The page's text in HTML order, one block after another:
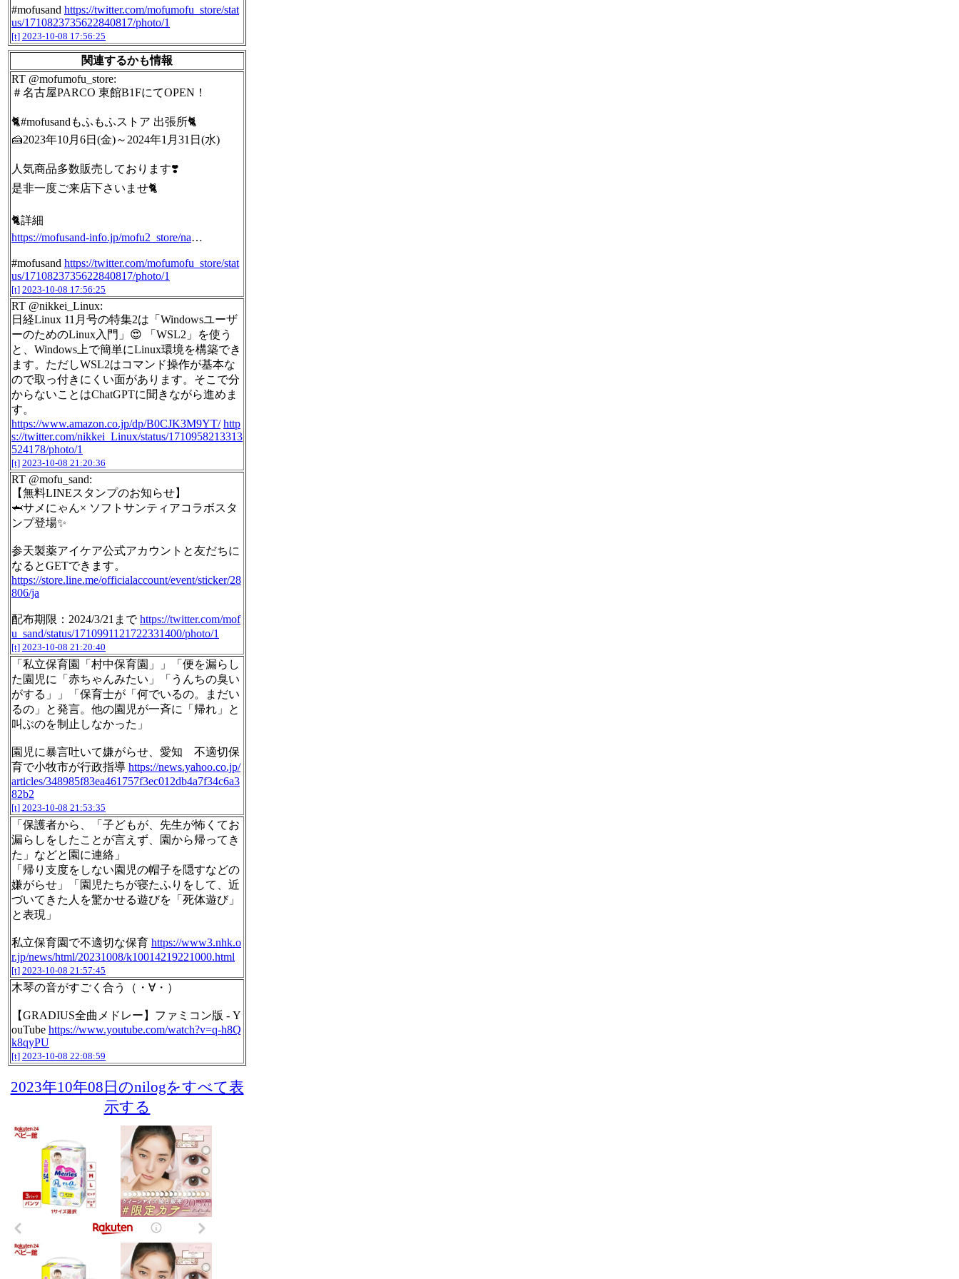
#mofusand https://twitter.com/mofumofu_store/stat
us/1710823735622840817/photo/1
[t] 2023-10-08 17:56:25
関連するかも情報
RT @mofumofu_store:
＃名古屋PARCO 東館B1FにてOPEN！
🐈#mofusandもふもふストア 出張所🐈
🍰2023年10月6日(金)～2024年1月31日(水)
人気商品多数販売しております❣️
是非一度ご来店下さいませ🐈
🐈詳細
https://mofusand-info.jp/mofu2_store/na…
#mofusand https://twitter.com/mofumofu_store/stat
us/1710823735622840817/photo/1
[t] 2023-10-08 17:56:25
RT @nikkei_Linux:
日経Linux 11月号の特集2は「Windowsユーザ
ーのためのLinux入門」😍 「WSL2」を使う
と、Windows上で簡単にLinux環境を構築でき
ます。ただしWSL2はコマンド操作が基本な
ので取っ付きにくい面があります。そこで分
からないことはChatGPTに聞きながら進めま
す。
https://www.amazon.co.jp/dp/B0CJK3M9YT/ http
s://twitter.com/nikkei_Linux/status/1710958213313
524178/photo/1
[t] 2023-10-08 21:20:36
RT @mofu_sand:
【無料LINEスタンプのお知らせ】
🦈サメにゃん× ソフトサンティアコラボスタ
ンプ登場✨
参天製薬アイケア公式アカウントと友だちに
なるとGETできます。
https://store.line.me/officialaccount/event/sticker/28
806/ja
配布期限：2024/3/21までhttps://twitter.com/mof
u_sand/status/1710991121722331400/photo/1
[t] 2023-10-08 21:20:40
「私立保育園「村中保育園」」「便を漏らし
た園児に「赤ちゃんみたい」「うんちの臭い
がする」」「保育士が「何でいるの。まだい
るの」と発言。他の園児が一斉に「帰れ」と
叫ぶのを制止しなかった」
園児に暴言吐いて嫌がらせ、愛知 不適切保
育で小牧市が行政指導 https://news.yahoo.co.jp/
articles/348985f83ea461757f3ec012db4a7f34c6a3
82b2
[t] 2023-10-08 21:53:35
「保護者から、「子どもが、先生が怖くてお
漏らしをしたことが言えず、園から帰ってき
た」などと園に連絡」
「帰り支度をしない園児の帽子を隠すなどの
嫌がらせ」「園児たちが寝たふりをして、近
づいてきた人を驚かせる遊びを「死体遊び」
と表現」
私立保育園で不適切な保育 https://www3.nhk.o
r.jp/news/html/20231008/k10014219221000.html
[t] 2023-10-08 21:57:45
木琴の音がすごく合う（・∀・）
【GRADIUS全曲メドレー】ファミコン版 - Y
ouTube https://www.youtube.com/watch?v=q-h8Q
k8qyPU
[t] 2023-10-08 22:08:59
2023年10年08日のnilogをすべて表
示する